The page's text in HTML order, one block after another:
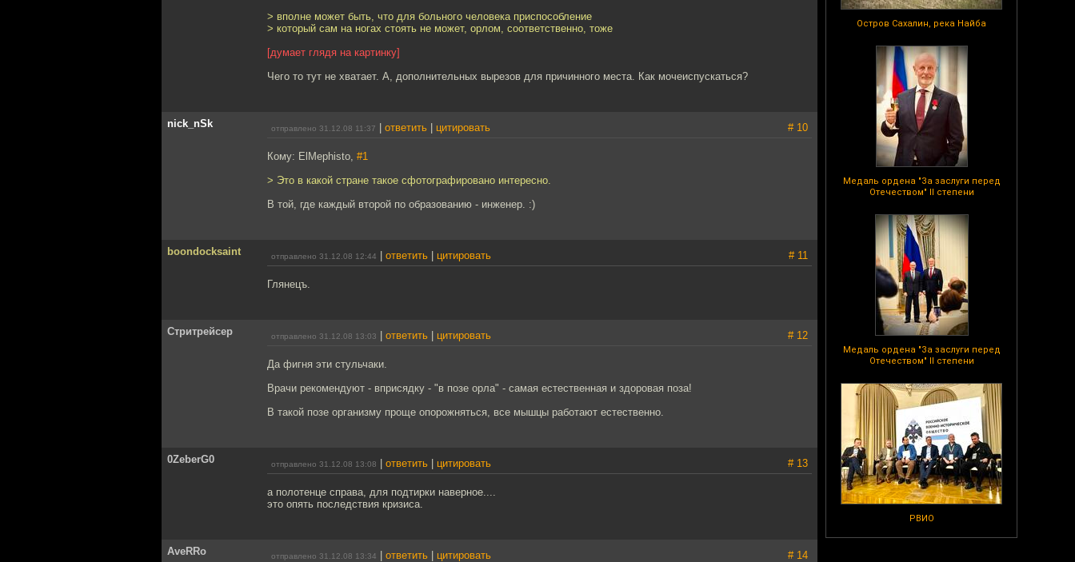
Остров Сахалин, река Найба
Медаль ордена "За заслуги перед
Отечеством" II степени
Медаль ордена "За заслуги перед
Отечеством" II степени
РВИО
> вполне может быть, что для больного человека приспособление
> который сам на ногах стоять не может, орлом, соответственно, тоже
[думает глядя на картинку]
Чего то тут не хватает. А, дополнительных вырезов для причинного места. Как мочеиспускаться?
nick_nSk отправлено 31.12.08 11:37 ответить цитировать # 10
Кому: ElMephisto, #1
> Это в какой стране такое сфотографировано интересно.
В той, где каждый второй по образованию - инженер. :)
boondocksaint отправлено 31.12.08 12:44 ответить цитировать # 11
Глянецъ.
Стритрейсер отправлено 31.12.08 13:03 ответить цитировать # 12
Да фигня эти стульчаки.
Врачи рекомендуют - вприсядку - "в позе орла" - самая естественная и здоровая поза!
В такой позе организму проще опорожняться, все мышцы работают естественно.
0ZeberG0 отправлено 31.12.08 13:08 ответить цитировать # 13
а полотенце справа, для подтирки наверное....
это опять последствия кризиса.
AveRRo отправлено 31.12.08 13:34 ответить цитировать # 14